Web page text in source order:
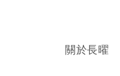
關於長曜